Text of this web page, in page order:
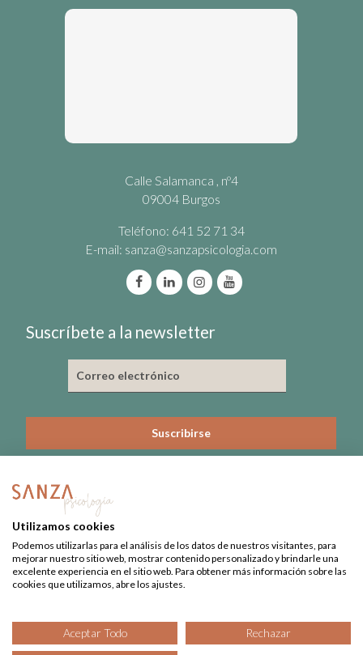
Calle Salamanca , nº4
09004 Burgos
Teléfono: 641 52 71 34
E-mail: sanza@sanzapsicologia.com
Suscríbete a la newsletter
Nº de Colegiado: 3815-CL
Nº Registro Sanitario: 09-C22-0379
Utilizamos cookies
Podemos utilizarlas para el análisis de los datos de nuestros visitantes, para
mejorar nuestro sitio web, mostrar contenido personalizado y brindarle una
excelente experiencia en el sitio web. Para obtener más información sobre las
cookies que utilizamos, abre los ajustes.
Aceptar Todo Rechazar